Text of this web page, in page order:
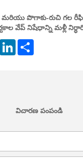
మరియు పొగాకు-రుచి గల
వేప్ నిషేధాన్ని మళ్లీ
PinterestLinkedIn
విచారణ పంపండి